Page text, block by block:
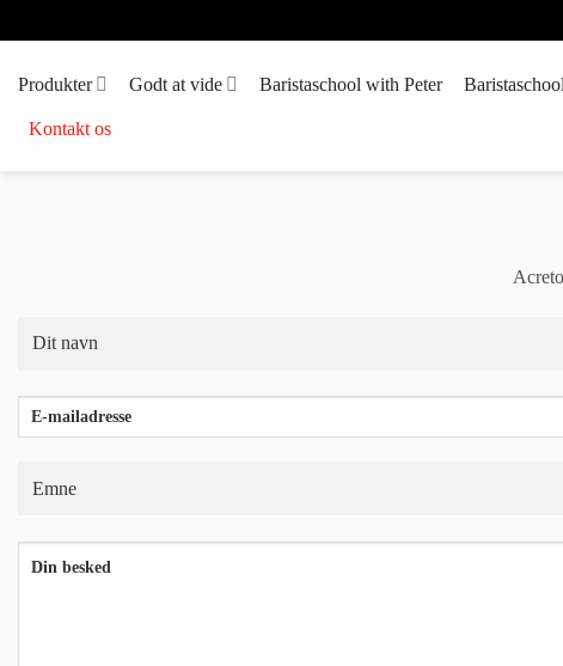
til
indhold
Produkter Godt at vide Baristaschool with Peter
Kontakt os